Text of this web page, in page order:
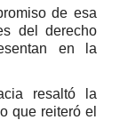
de esa
del derecho
en la
resaltó la
que reiteró el